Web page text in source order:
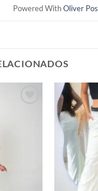
Powered WithOliver Pos